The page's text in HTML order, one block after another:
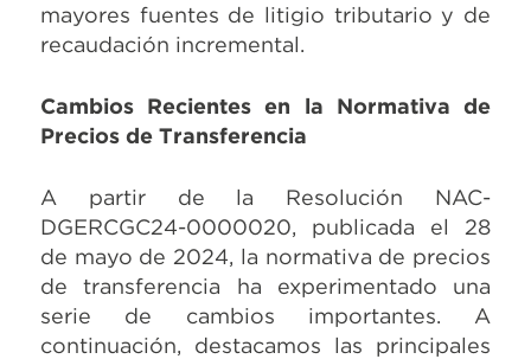
mayores fuentes de litigio tributario y de
recaudación incremental.
Cambios Recientes en la Normativa de
Precios de Transferencia
A partir de la Resolución NAC-
DGERCGC24-0000020, publicada el 28
de mayo de 2024, la normativa de precios
de transferencia ha experimentado una
serie de cambios importantes. A
continuación, destacamos las principales